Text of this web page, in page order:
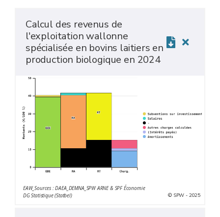
Calcul des revenus de
l'exploitation wallonne
spécialisée en bovins laitiers en
production biologique en 2024
EAW_Sources : DAEA_DEMNA_SPW ARNE & SPF Économie
DG Statistique (Statbel)
© SPW - 2025